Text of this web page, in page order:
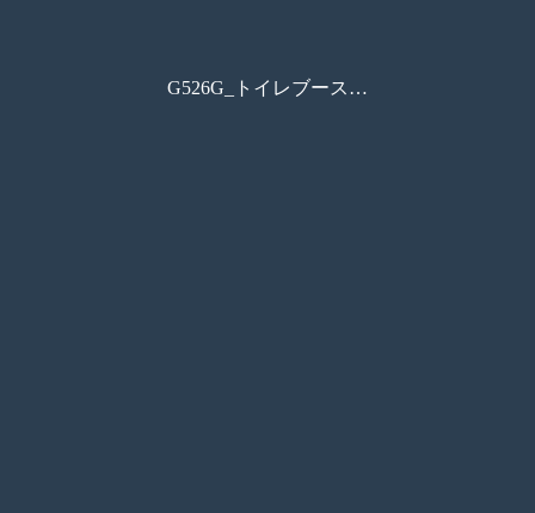
G526G_トイレブースカタログ_WEB